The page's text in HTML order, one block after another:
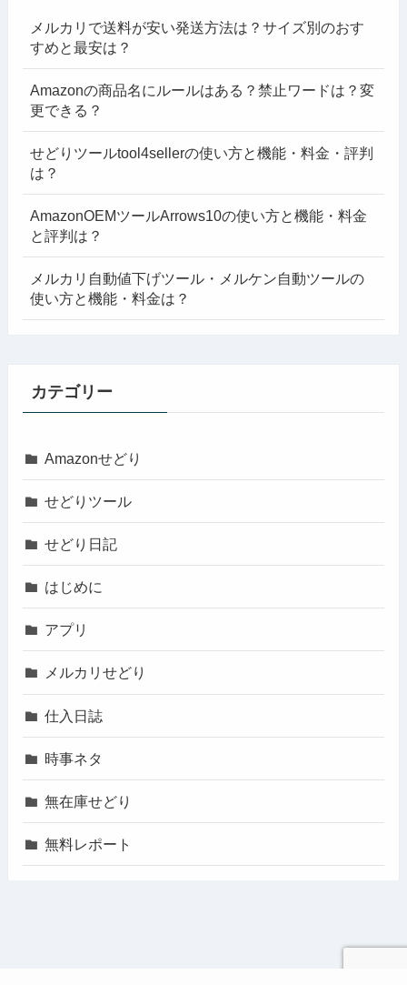
メルカリで送料が安い発送方法は？サイズ別のおす
すめと最安は？
Amazonの商品名にルールはある？禁止ワードは？変
更できる？
せどりツールtool4sellerの使い方と機能・料金・評判
は？
AmazonOEMツールArrows10の使い方と機能・料金
と評判は？
メルカリ自動値下げツール・メルケン自動ツールの
使い方と機能・料金は？
カテゴリー
Amazonせどり
せどりツール
せどり日記
はじめに
アプリ
メルカリせどり
仕入日誌
時事ネタ
無在庫せどり
無料レポート